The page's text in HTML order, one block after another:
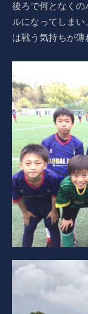
後ろで何となく
ルになってしま
は戦う気持ちが薄